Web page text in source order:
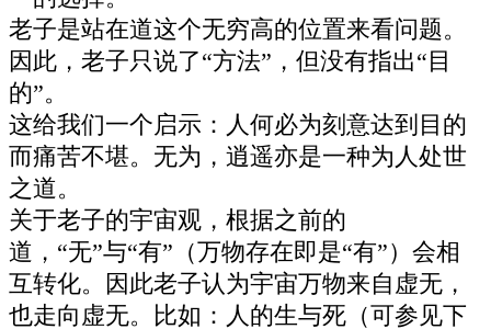
老子是站在道这个无穷高的位置来看问题。
因此，老子只说了“方法”，但没有指出“目
的”。
这给我们一个启示：人何必为刻意达到目的
而痛苦不堪。无为，逍遥亦是一种为人处世
之道。
关于老子的宇宙观，根据之前的
道，“无”与“有”（万物存在即是“有”）会相
互转化。因此老子认为宇宙万物来自虚无，
也走向虚无。比如：人的生与死（可参见下